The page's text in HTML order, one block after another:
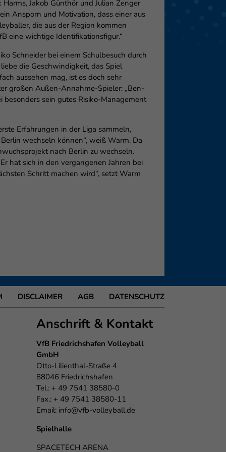
Jakob Günthör und Julian Zenger
Ansporn und Motivation, dass einer aus
die aus der Region kommen
eine wichtige Identifikationsfigur.“
Schneider bei einem Schulbesuch durch
die Geschwindigkeit, das Spiel
aussehen mag, ist es doch sehr
großen Außen-Annahme-Spieler: „Ben-
sein gutes Risiko-Management
Erfahrungen in der Liga sammeln,
wechseln können“, weiß Warm. Da
nach Berlin zu wechseln.
hat sich in den vergangenen Jahren bei
Schritt machen wird“, setzt Warm
DATENSCHUTZ
AGB
DISCLAIMER
Anschrift & Kontakt
VfB Friedrichshafen Volleyball
GmbH
Otto-Lilienthal-Straße 4
88046 Friedrichshafen
Tel.: + 49 7541 38580-0
Fax.: + 49 7541 38580-11
Email: info@vfb-volleyball.de
Spielhalle
SPACETECH ARENA
Externe Medien